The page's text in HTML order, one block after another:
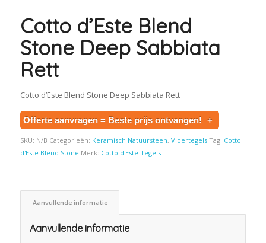
Cotto d’Este Blend
Stone Deep Sabbiata
Rett
Cotto d’Este Blend Stone Deep Sabbiata Rett
Offerte aanvragen = Beste prijs ontvangen! +
SKU: N/B Categorieën: Keramisch Natuursteen, Vloertegels Tag: Cotto
d'Este Blend Stone Merk: Cotto d'Este Tegels
Aanvullende informatie
Aanvullende informatie